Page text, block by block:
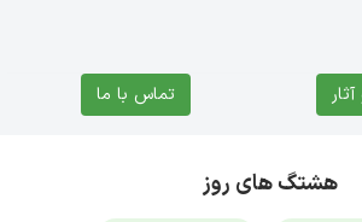
تماس با ما
هشتگ های روز